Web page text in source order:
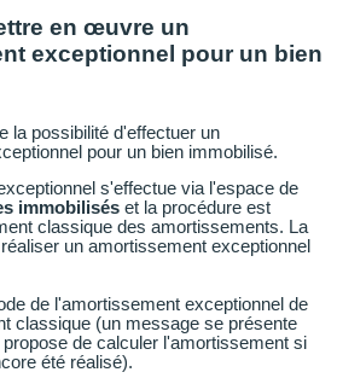
en œuvre un
exceptionnel pour un bien
la possibilité d'effectuer un
pour un bien immobilisé.
s'effectue via l'espace de
immobilisés et la procédure est
classique des amortissements. La
un amortissement exceptionnel
de l'amortissement exceptionnel de
classique (un message se présente
de calculer l'amortissement si
été réalisé).